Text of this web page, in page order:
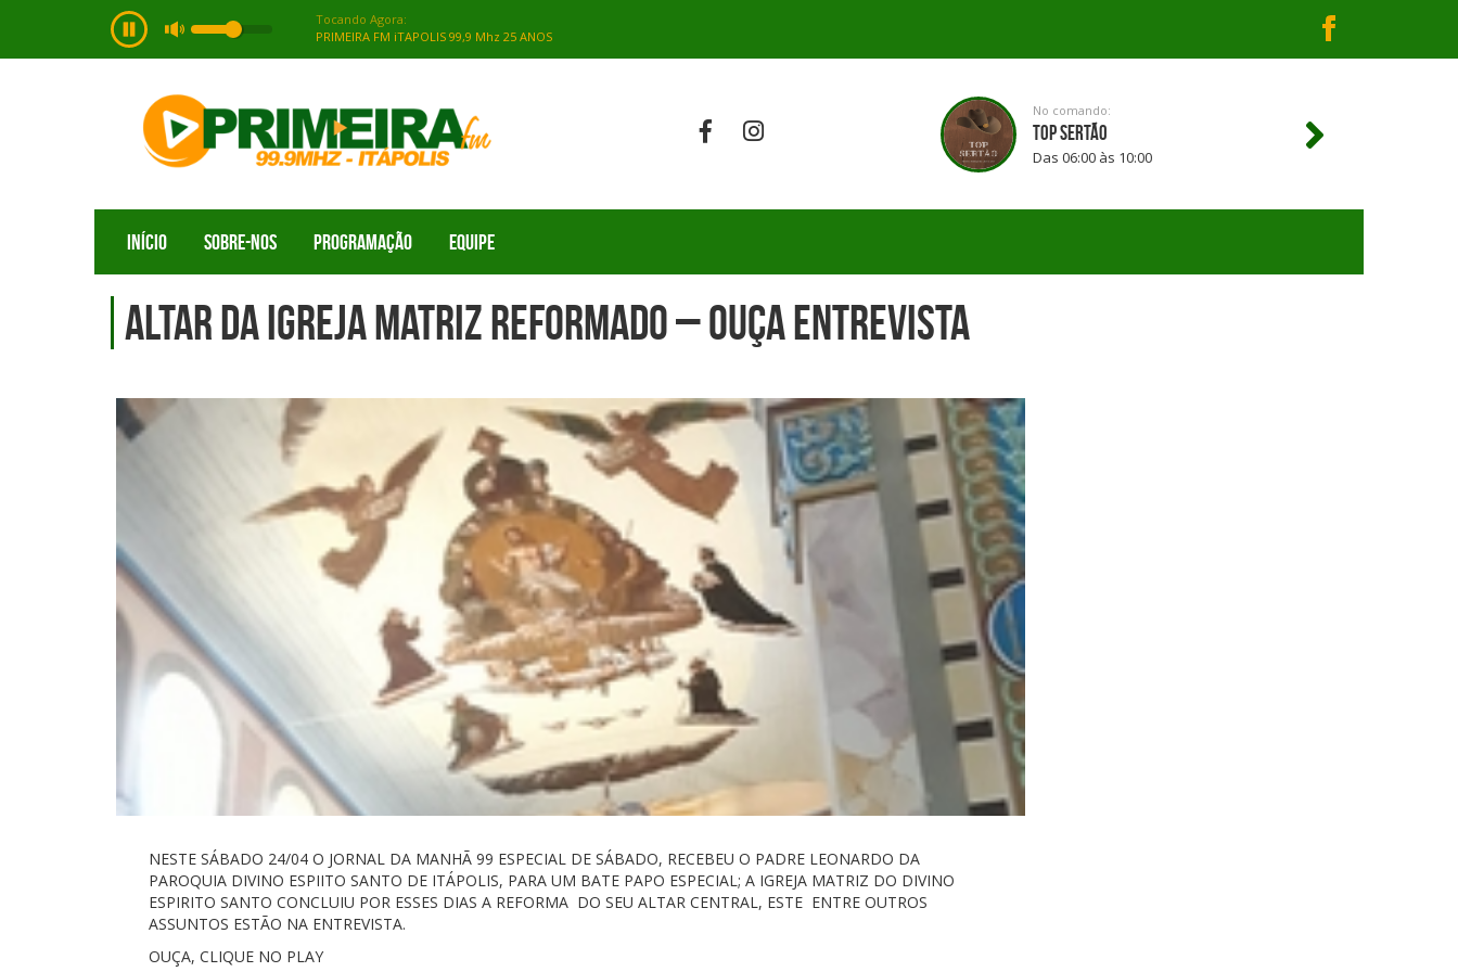
No comando:
TOP SERTÃO
Das 06:00 às 10:00
INÍCIO SOBRE-NOS PROGRAMAÇÃO EQUIPE
ALTAR DA IGREJA MATRIZ REFORMADO – OUÇA ENTREVISTA
NESTE SÁBADO 24/04 O JORNAL DA MANHÃ 99 ESPECIAL DE SÁBADO, RECEBEU O PADRE LEONARDO DA
PAROQUIA DIVINO ESPIITO SANTO DE ITÁPOLIS, PARA UM BATE PAPO ESPECIAL; A IGREJA MATRIZ DO DIVINO
ESPIRITO SANTO CONCLUIU POR ESSES DIAS A REFORMA DO SEU ALTAR CENTRAL, ESTE ENTRE OUTROS
ASSUNTOS ESTÃO NA ENTREVISTA.
OUÇA, CLIQUE NO PLAY